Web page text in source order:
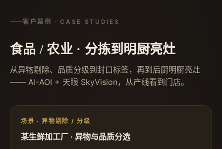
客户案例 · CASE STUDIES
食品 / 农业 · 分拣到明厨亮灶
从异物剔除、品质分级到封口标签，再到后厨明厨亮灶
—— AI-AOI + 天眼 SkyVision，从产线看到门店。
场景 · 异物剔除 / 分级
某生鲜加工厂 · 异物与品质分选